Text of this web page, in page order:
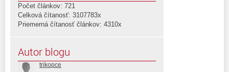
Počet článkov: 721
Celková čítanosť: 3107783x
Priemerná čítanosť článkov: 4310x
Autor blogu
trikopce